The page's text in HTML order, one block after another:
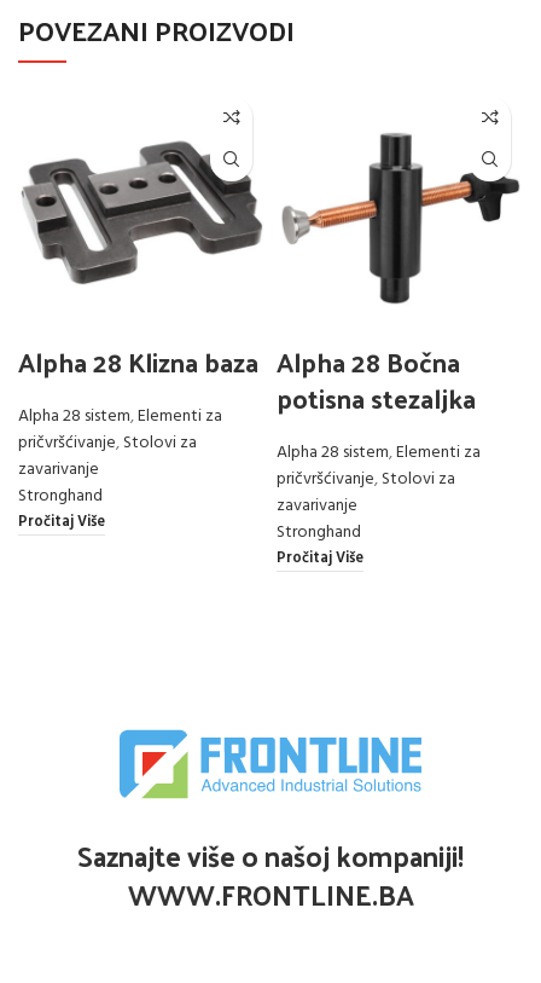
POVEZANI PROIZVODI
Alpha 28 Klizna baza
Alpha 28 sistem,Elementi za
pričvršćivanje,Stolovi za
zavarivanje
Stronghand
Pročitaj Više
Alpha 28 Bočna
potisna stezaljka
Alpha 28 sistem,Elementi za
pričvršćivanje,Stolovi za
zavarivanje
Stronghand
Pročitaj Više
Saznajte više o našoj kompaniji!
WWW.FRONTLINE.BA